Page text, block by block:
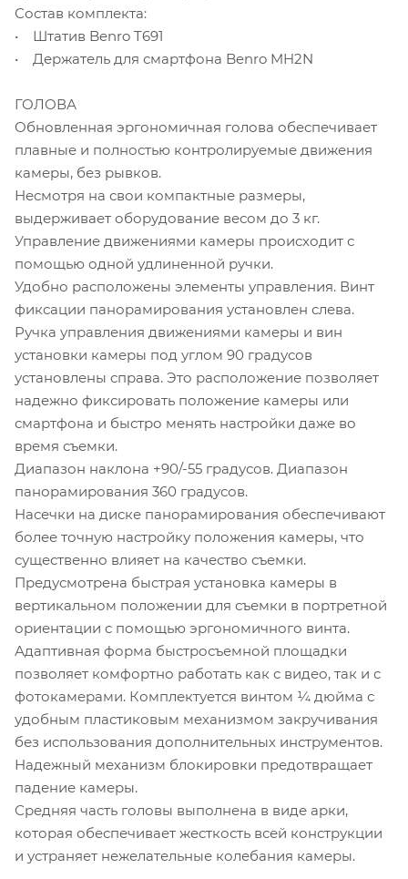
Состав комплекта:
• Штатив Benro T691
• Держатель для смартфона Benro MH2N
ГОЛОВА
Обновленная эргономичная голова обеспечивает
плавные и полностью контролируемые движения
камеры, без рывков.
Несмотря на свои компактные размеры,
выдерживает оборудование весом до 3 кг.
Управление движениями камеры происходит с
помощью одной удлиненной ручки.
Удобно расположены элементы управления. Винт
фиксации панорамирования установлен слева.
Ручка управления движениями камеры и вин
установки камеры под углом 90 градусов
установлены справа. Это расположение позволяет
надежно фиксировать положение камеры или
смартфона и быстро менять настройки даже во
время съемки.
Диапазон наклона +90/-55 градусов. Диапазон
панорамирования 360 градусов.
Насечки на диске панорамирования обеспечивают
более точную настройку положения камеры, что
существенно влияет на качество съемки.
Предусмотрена быстрая установка камеры в
вертикальном положении для съемки в портретной
ориентации с помощью эргономичного винта.
Адаптивная форма быстросъемной площадки
позволяет комфортно работать как с видео, так и с
фотокамерами. Комплектуется винтом ¼ дюйма с
удобным пластиковым механизмом закручивания
без использования дополнительных инструментов.
Надежный механизм блокировки предотвращает
падение камеры.
Средняя часть головы выполнена в виде арки,
которая обеспечивает жесткость всей конструкции
и устраняет нежелательные колебания камеры.